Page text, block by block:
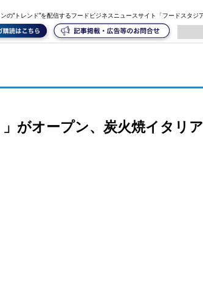
の“トレンド”を配信するフードビジネスニュースサイト「フードスタジア
がオープン、炭火焼イタリ